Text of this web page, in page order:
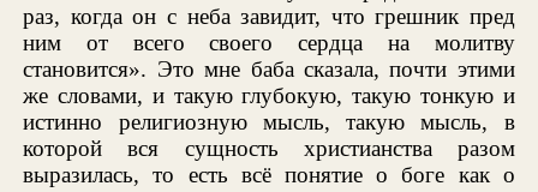
раз, когда он с неба завидит, что грешник пред
ним от всего своего сердца на молитву
становится». Это мне баба сказала, почти этими
же словами, и такую глубокую, такую тонкую и
истинно религиозную мысль, такую мысль, в
которой вся сущность христианства разом
выразилась, то есть всё понятие о боге как о